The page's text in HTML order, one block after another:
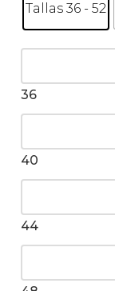
Tallas 36 - 52
36
40
44